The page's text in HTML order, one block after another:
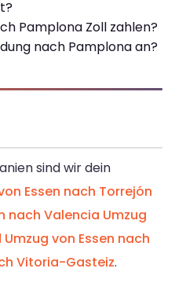
Pamplona Zoll zahlen?
nach Pamplona an?
sind wir dein
Essen nach Torrejón
nach Valencia Umzug
Umzug von Essen nach
Vitoria-Gasteiz.